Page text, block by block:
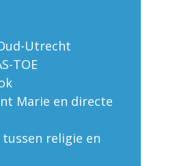
Utrecht
TOE
Marie en directe
religie en